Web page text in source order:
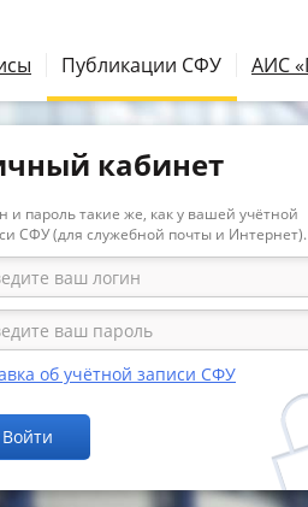
Публикации СФУ АИС
кабинет
и пароль такие же, как у вашей учётной
СФУ (для служебной почты и Интернет).
об учётной записи СФУ
Войти